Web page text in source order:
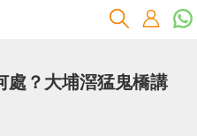
處？大埔滘猛鬼橋講